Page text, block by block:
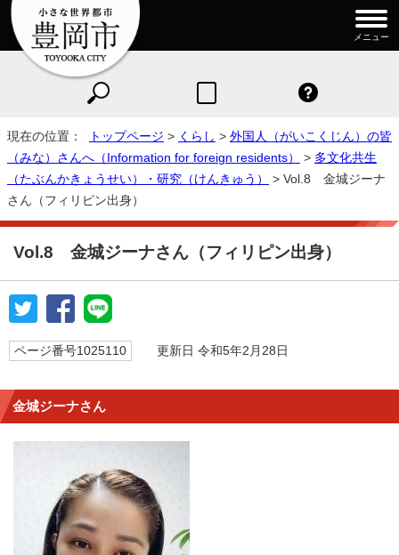
メニュー
現在の位置： トップページ > くらし > 外国人（がいこくじん）の皆
（みな）さんへ（Information for foreign residents）
> 多文化共生
（たぶんかきょうせい）・研究（けんきゅう）
> Vol.8 金城ジーナ
さん（フィリピン出身）
Vol.8 金城ジーナさん（フィリピン出身）
ページ番号1025110 更新日 令和5年2月28日
金城ジーナさん